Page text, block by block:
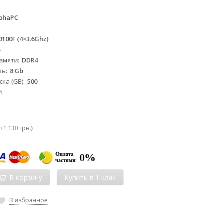
(4×3.6Ghz)
DDR4
8 Gb
(GB) 500
1 130 грн.)
В корзину
В избранное